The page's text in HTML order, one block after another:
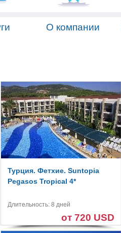
О компании
Турция. Фетхие. Suntopia
Pegasos Tropical 4*
Длительность: 8 дней
от 720 USD